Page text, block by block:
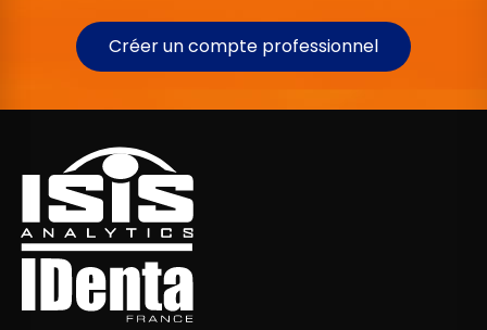
Créer un compte professionnel